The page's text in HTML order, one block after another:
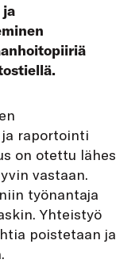
raportointi
on otettu lähes
vastaan.
työnantaja
Yhteistyö
poistetaan ja